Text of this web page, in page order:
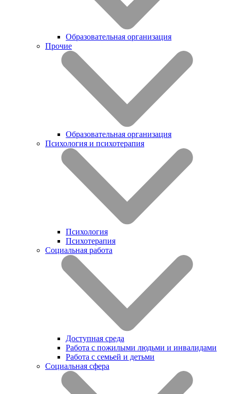
Образовательная организация
Прочие
Образовательная организация
Психология и психотерапия
Психология
Психотерапия
Социальная работа
Доступная среда
Работа с пожилыми людьми и инвалидами
Работа с семьей и детьми
Социальная сфера